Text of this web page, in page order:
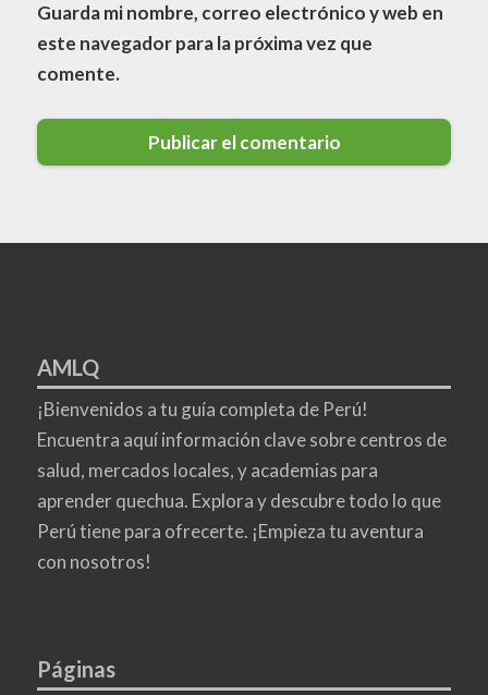
Guarda mi nombre, correo electrónico y web en
este navegador para la próxima vez que
comente.
AMLQ
¡Bienvenidos a tu guía completa de Perú!
Encuentra aquí información clave sobre centros de
salud, mercados locales, y academias para
aprender quechua. Explora y descubre todo lo que
Perú tiene para ofrecerte. ¡Empieza tu aventura
con nosotros!
Páginas